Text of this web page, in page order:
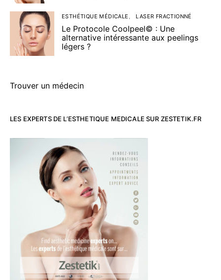
ESTHÉTIQUE MÉDICALE LASER FRACTIONNÉ
Le Protocole Coolpeel© : Une
alternative intéressante aux peelings
légers ?
Trouver un médecin
LES EXPERTS DE L’ESTHETIQUE MEDICALE SUR ZESTETIK.FR